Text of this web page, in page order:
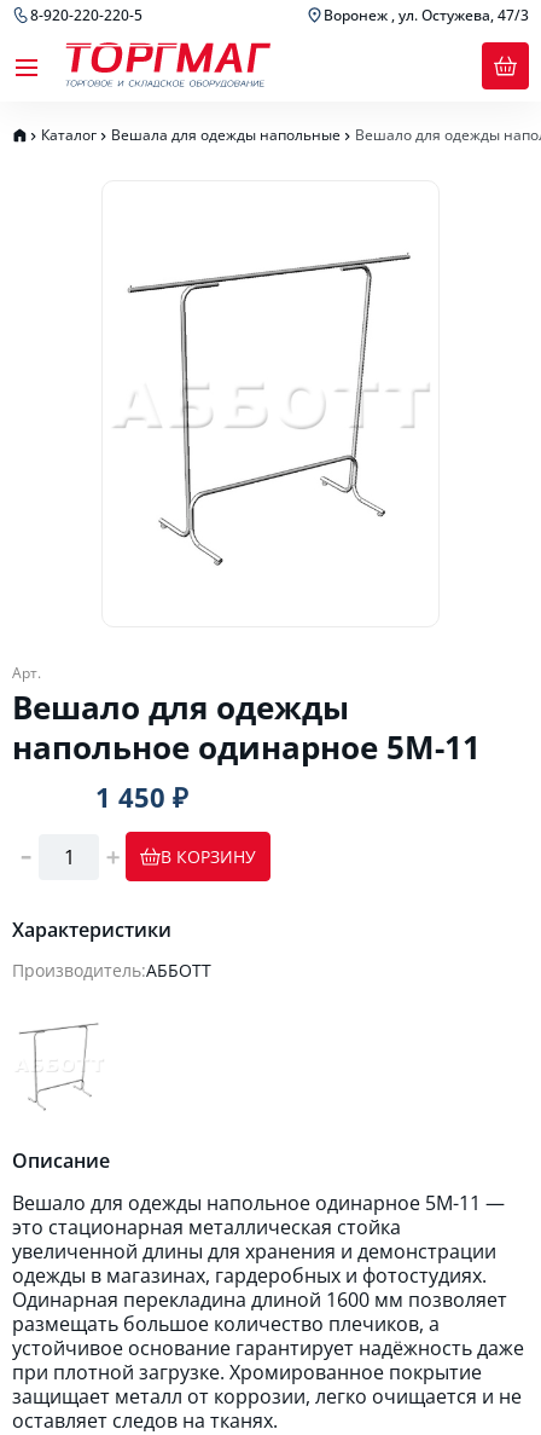
8-920-220-220-5 Воронеж , ул. Остужева, 47/3
Каталог Вешала для одежды напольные Вешало для одежды
Арт.
Вешало для одежды
напольное одинарное 5M-11
Характеристики
Производитель:АББОТТ
1 450 ₽
В КОРЗИНУ
Описание
Вешало для одежды напольное одинарное 5M-11 —
это стационарная металлическая стойка
увеличенной длины для хранения и демонстрации
одежды в магазинах, гардеробных и фотостудиях.
Одинарная перекладина длиной 1600 мм позволяет
размещать большое количество плечиков, а
устойчивое основание гарантирует надёжность даже
при плотной загрузке. Хромированное покрытие
защищает металл от коррозии, легко очищается и не
оставляет следов на тканях.